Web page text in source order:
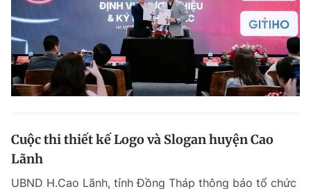
Video Magazine
Sản phẩm khác
Tiện ích Bạn cần biết
Thông tin tòa soạn Liên hệ quảng cáo
Cuộc thi thiết kế Logo và Slogan huyện Cao
Lãnh
UBND H.Cao Lãnh, tỉnh Đồng Tháp thông báo tổ chức